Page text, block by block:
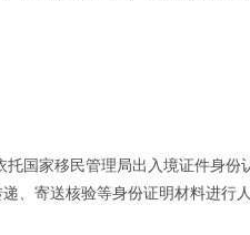
国家移民管理局出入境证件身份
、寄送核验等身份证明材料进行